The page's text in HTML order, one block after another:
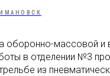
оборонно-массовой и
в отделении №3
из